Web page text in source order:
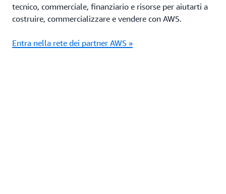
tecnico, commerciale, finanziario e risorse per aiutarti a
costruire, commercializzare e vendere con AWS.
Entra nella rete dei partner AWS »